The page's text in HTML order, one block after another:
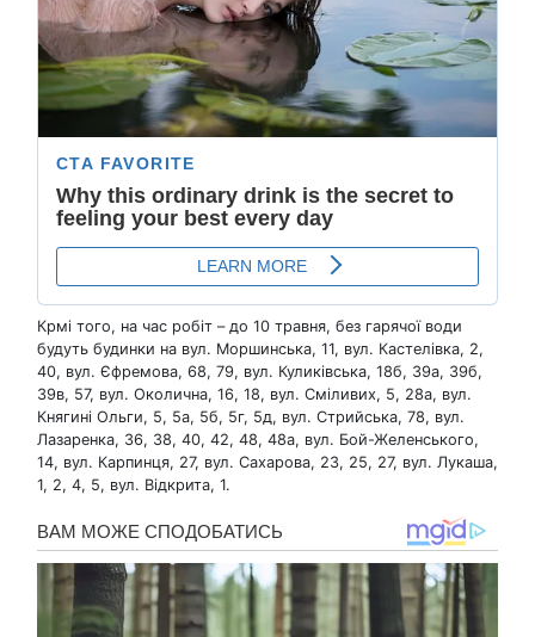
Крмі того, на час робіт – до 10 травня, без гарячої води
будуть будинки на вул. Моршинська, 11, вул. Кастелівка, 2,
40, вул. Єфремова, 68, 79, вул. Куликівська, 18б, 39а, 39б,
39в, 57, вул. Околична, 16, 18, вул. Сміливих, 5, 28а, вул.
Княгині Ольги, 5, 5а, 5б, 5г, 5д, вул. Стрийська, 78, вул.
Лазаренка, 36, 38, 40, 42, 48, 48а, вул. Бой-Желенського,
14, вул. Карпинця, 27, вул. Сахарова, 23, 25, 27, вул. Лукаша,
1, 2, 4, 5, вул. Відкрита, 1.